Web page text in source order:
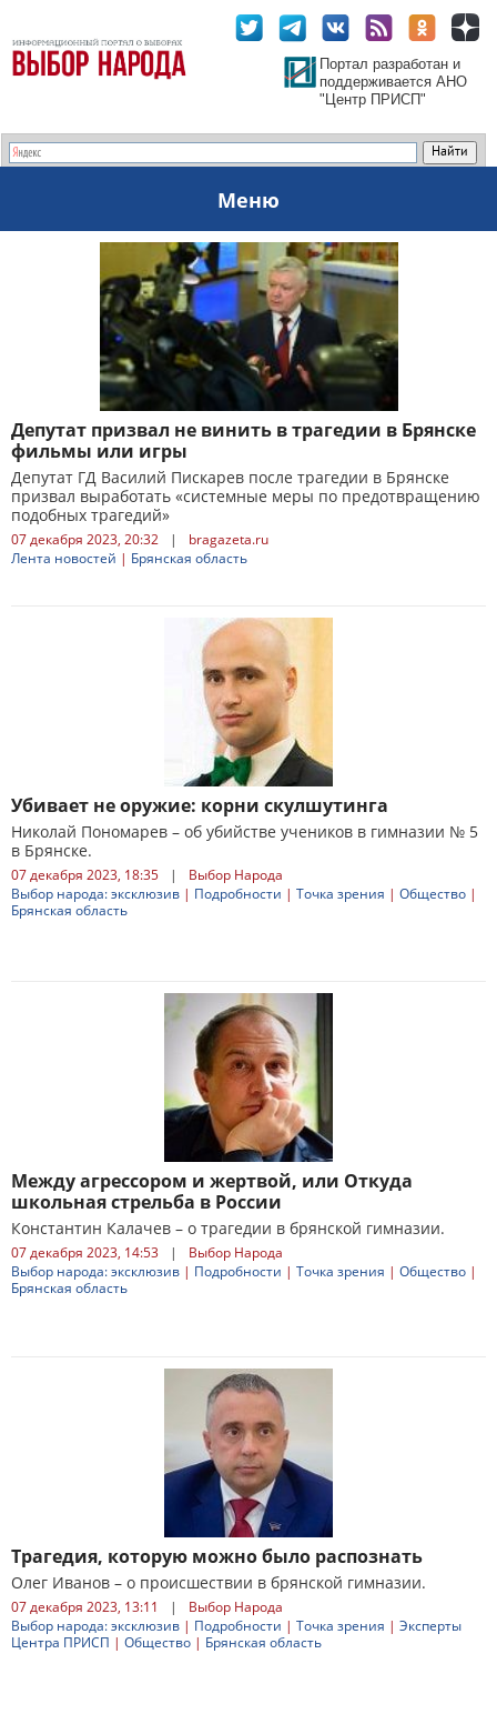
Портал разработан и
поддерживается АНО
"Центр ПРИСП"
Меню
Депутат призвал не винить в трагедии в Брянске
фильмы или игры
Депутат ГД Василий Пискарев после трагедии в Брянске
призвал выработать «системные меры по предотвращению
подобных трагедий»
07 декабря 2023, 20:32 |
bragazeta.ru
Лента новостей | Брянская область
Убивает не оружие: корни скулшутинга
Николай Пономарев – об убийстве учеников в гимназии № 5
в Брянске.
07 декабря 2023, 18:35 |
Выбор Народа
Выбор народа: эксклюзив | Подробности | Точка зрения | Общество |
Брянская область
Между агрессором и жертвой, или Откуда
школьная стрельба в России
Константин Калачев – о трагедии в брянской гимназии.
07 декабря 2023, 14:53 |
Выбор Народа
Выбор народа: эксклюзив | Подробности | Точка зрения | Общество |
Брянская область
Трагедия, которую можно было распознать
Олег Иванов – о происшествии в брянской гимназии.
07 декабря 2023, 13:11 |
Выбор Народа
Выбор народа: эксклюзив | Подробности | Точка зрения | Эксперты
Центра ПРИСП | Общество | Брянская область